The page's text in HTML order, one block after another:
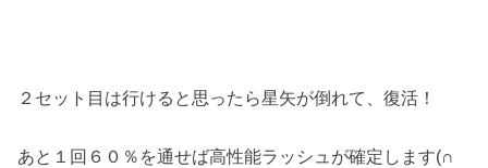
２セット目は行けると思ったら星矢が倒れて、復活！
あと１回６０％を通せば高性能ラッシュが確定します(∩